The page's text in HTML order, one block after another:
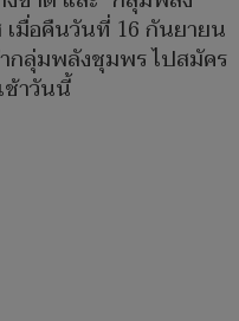
มื่อคืนวันที่ 16 กันยายน
ลุ่มพลังชุมพร ไปสมัคร
ช้าวันนี้